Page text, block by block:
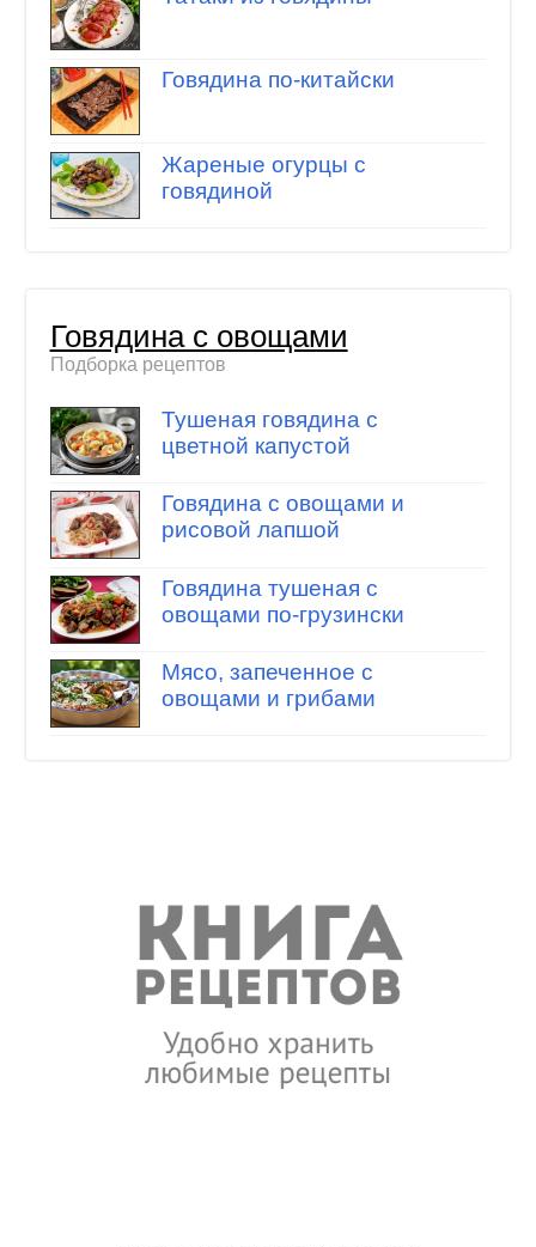
Говядина по-китайски
Жареные огурцы с
говядиной
Говядина с овощами
Подборка рецептов
Тушеная говядина с
цветной капустой
Говядина с овощами и
рисовой лапшой
Говядина тушеная с
овощами по-грузински
Мясо, запеченное с
овощами и грибами